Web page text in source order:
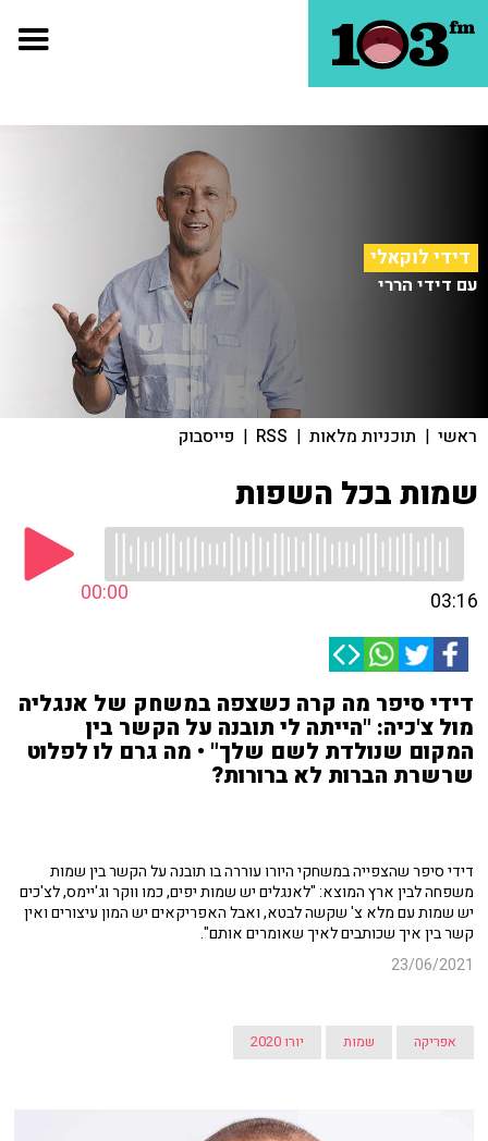
דידי לוקאלי
עם דידי הררי
ראשי | תוכניות מלאות |
RSS
| פייסבוק
שמות בכל השפות
00:00 03:16
דידי סיפר מה קרה כשצפה במשחק של אנגליה
מול צ'כיה: "הייתה לי תובנה על הקשר בין
המקום שנולדת לשם שלך" • מה גרם לו לפלוט
שרשרת הברות לא ברורות?
דידי סיפר שהצפייה במשחקי היורו עוררה בו תובנה על הקשר בין שמות
משפחה לבין ארץ המוצא: "לאנגלים יש שמות יפים, כמו ווקר וג'יימס, לצ'כים
יש שמות עם מלא צ' שקשה לבטא, ואבל האפריקאים יש המון עיצורים ואין
קשר בין איך שכותבים לאיך שאומרים אותם".
23/06/2021
אפריקה שמות יורו 2020